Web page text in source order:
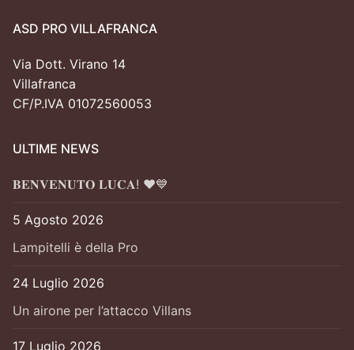
ASD PRO VILLAFRANCA
Via Dott. Virano 14
Villafranca
CF/P.IVA 01072560053
ULTIME NEWS
𝐁𝐄𝐍𝐕𝐄𝐍𝐔𝐓𝐎 𝐋𝐔𝐂𝐀! ❤️💙
5 Agosto 2026
Lampitelli è della Pro
24 Luglio 2026
Un airone per l’attacco Villans
17 Luglio 2026